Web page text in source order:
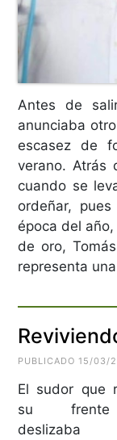
Antes de
anunciaba
escasez de
verano. Atrás
cuando se
ordeñar,
época del
de oro,
representa
PUBLICADO 15/03/
El sudor que
su
deslizaba